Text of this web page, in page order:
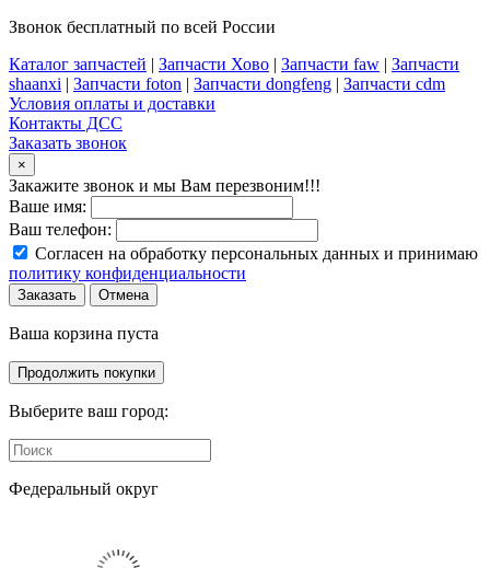
Звонок бесплатный по всей России
Каталог запчастей | Запчасти Хово | Запчасти faw | Запчасти
shaanxi | Запчасти foton | Запчасти dongfeng | Запчасти cdm
Условия оплаты и доставки
Контакты ДСС
Заказать звонок
×
Закажите звонок и мы Вам перезвоним!!!
Ваше имя:
Ваш телефон:
Согласен на обработку персональных данных и принимаю
политику конфиденциальности
Заказать Отмена
Ваша корзина пуста
Продолжить покупки
Выберите ваш город:
Федеральный округ